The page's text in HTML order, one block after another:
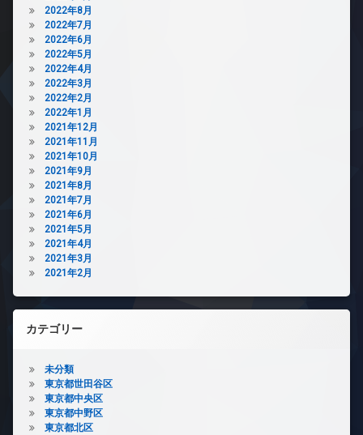
2022年8月
2022年7月
2022年6月
2022年5月
2022年4月
2022年3月
2022年2月
2022年1月
2021年12月
2021年11月
2021年10月
2021年9月
2021年8月
2021年7月
2021年6月
2021年5月
2021年4月
2021年3月
2021年2月
カテゴリー
未分類
東京都世田谷区
東京都中央区
東京都中野区
東京都北区